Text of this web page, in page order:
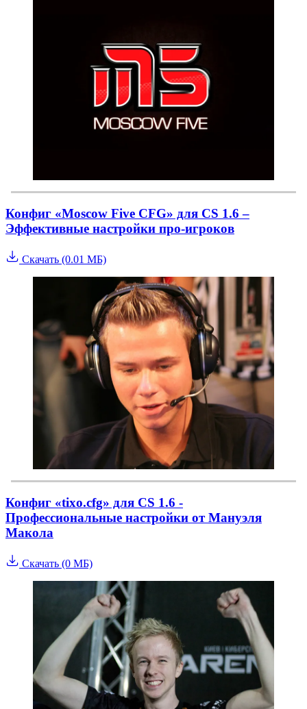
Конфиг «Moscow Five CFG» для CS 1.6 –
Эффективные настройки про-игроков
Скачать (0.01 МБ)
Конфиг «tixo.cfg» для CS 1.6 -
Профессиональные настройки от Мануэля
Макола
Скачать (0 МБ)